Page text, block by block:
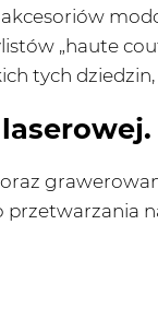
„haute
tych
przetwarzania